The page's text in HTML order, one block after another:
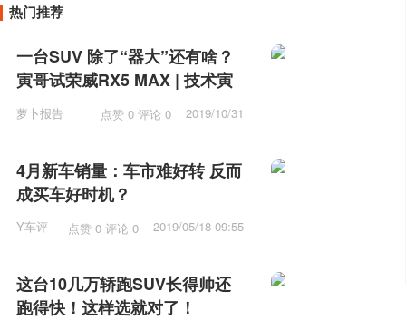
热门推荐
一台SUV 除了“器大”还有啥？
寅哥试荣威RX5 MAX | 技术寅
萝卜报告 点赞 0 评论 0
2019/10/31
4月新车销量：车市难好转 反而
成买车好时机？
Y车评 点赞 0 评论 0 2019/05/18 09:55
这台10几万轿跑SUV长得帅还
跑得快！这样选就对了！